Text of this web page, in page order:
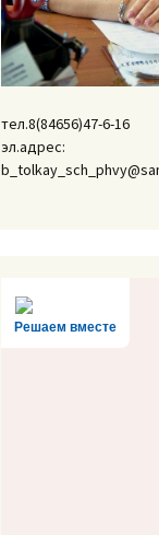
тел.8(84656)47-6-16
эл.адрес:
Решаем вместе